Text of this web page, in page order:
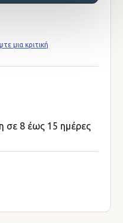
μια κριτική
σε 8 έως 15 ημέρες